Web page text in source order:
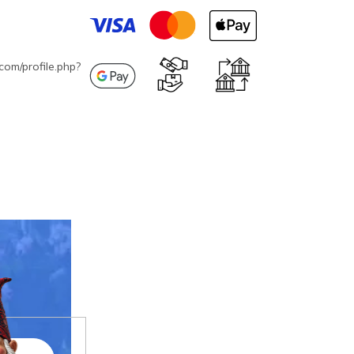
profile.php?